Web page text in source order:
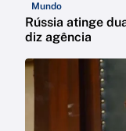
Mundo
Rússia atinge
diz agência